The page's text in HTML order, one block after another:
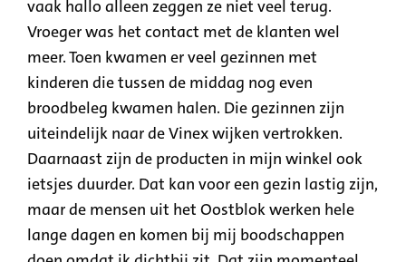
vaak hallo alleen zeggen ze niet veel terug.
Vroeger was het contact met de klanten wel
meer. Toen kwamen er veel gezinnen met
kinderen die tussen de middag nog even
broodbeleg kwamen halen. Die gezinnen zijn
uiteindelijk naar de Vinex wijken vertrokken.
Daarnaast zijn de producten in mijn winkel ook
ietsjes duurder. Dat kan voor een gezin lastig zijn,
maar de mensen uit het Oostblok werken hele
lange dagen en komen bij mij boodschappen